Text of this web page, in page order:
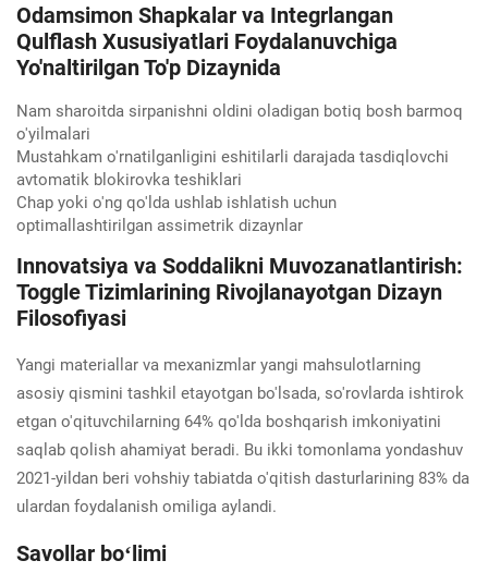
Odamsimon Shapkalar va Integrlangan
Qulflash Xususiyatlari Foydalanuvchiga
Yo'naltirilgan To'p Dizaynida
Nam sharoitda sirpanishni oldini oladigan botiq bosh barmoq
o'yilmalari
Mustahkam o'rnatilganligini eshitilarli darajada tasdiqlovchi
avtomatik blokirovka teshiklari
Chap yoki o'ng qo'lda ushlab ishlatish uchun
optimallashtirilgan assimetrik dizaynlar
Innovatsiya va Soddalikni Muvozanatlantirish:
Toggle Tizimlarining Rivojlanayotgan Dizayn
Filosofiyasi
Yangi materiallar va mexanizmlar yangi mahsulotlarning
asosiy qismini tashkil etayotgan bo'lsada, so'rovlarda ishtirok
etgan o'qituvchilarning 64% qo'lda boshqarish imkoniyatini
saqlab qolish ahamiyat beradi. Bu ikki tomonlama yondashuv
2021-yildan beri vohshiy tabiatda o'qitish dasturlarining 83% da
ulardan foydalanish omiliga aylandi.
Savollar boʻlimi